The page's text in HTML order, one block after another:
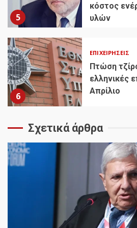
5
κόστος
υλών
6
ΕΠΙΧΕΙΡΉΣΕΙΣ
Πτώση
ελληνικές
Απρίλιο
Σχετικά άρθρα